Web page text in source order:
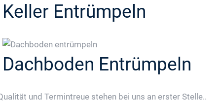
Keller Entrümpeln
Dachboden Entrümpeln
und Termintreue stehen bei uns an erster Stelle..